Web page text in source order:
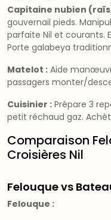
Capitaine nubien
gouvernail pieds.
parfaite Nil et courants.
Porte galabeya
Matelot : Aide
passagers monter/
Cuisinier : Prépare 3
petit réchaud gaz.
Comparaison
Croisières Nil
Felouque vs
Felouque :